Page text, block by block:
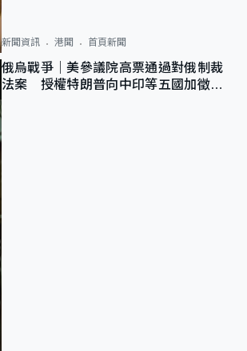
新聞資訊 港聞 首頁新聞
俄烏戰爭｜美參議院高票通過對俄制裁
法案 授權特朗普向中印等五國加徵
100%關稅